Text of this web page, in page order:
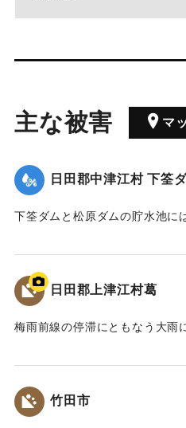
主な被害 マ
日田郡中津江村 下筌
下筌ダムと松原ダムの貯水池に
｜固有コード:
日田郡上津江村葛
梅雨前線の停滞にともなう大雨
した。
｜固有コード: 01024003
竹田市